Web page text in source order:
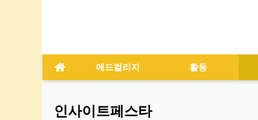
애드컬리지 활동
인사이트페스타